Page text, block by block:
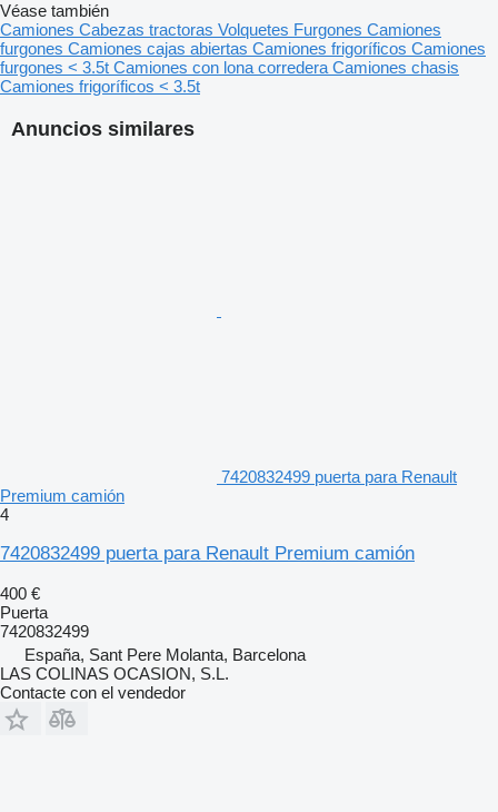
Anuncios similares
7420832499 puerta para Renault
Premium camión
4
7420832499 puerta para Renault Premium camión
400 €
Puerta
7420832499
España, Sant Pere Molanta, Barcelona
LAS COLINAS OCASION, S.L.
Contacte con el vendedor
Véase también
Camiones Cabezas tractoras Volquetes Furgones Camiones
furgones Camiones cajas abiertas Camiones frigoríficos Camiones
furgones < 3.5t Camiones con lona corredera Camiones chasis
Camiones frigoríficos < 3.5t